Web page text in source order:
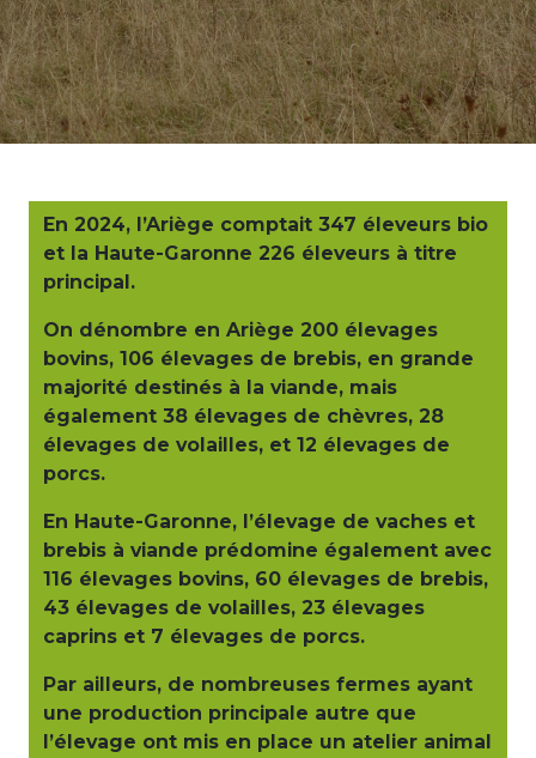
En 2024, l’Ariège comptait 347 éleveurs bio
et la Haute-Garonne 226 éleveurs à titre
principal.
On dénombre en Ariège 200 élevages
bovins, 106 élevages de brebis, en grande
majorité destinés à la viande, mais
également 38 élevages de chèvres, 28
élevages de volailles, et 12 élevages de
porcs.
En Haute-Garonne, l’élevage de vaches et
brebis à viande prédomine également avec
116 élevages bovins, 60 élevages de brebis,
43 élevages de volailles, 23 élevages
caprins et 7 élevages de porcs.
Par ailleurs, de nombreuses fermes ayant
une production principale autre que
l’élevage ont mis en place un atelier animal